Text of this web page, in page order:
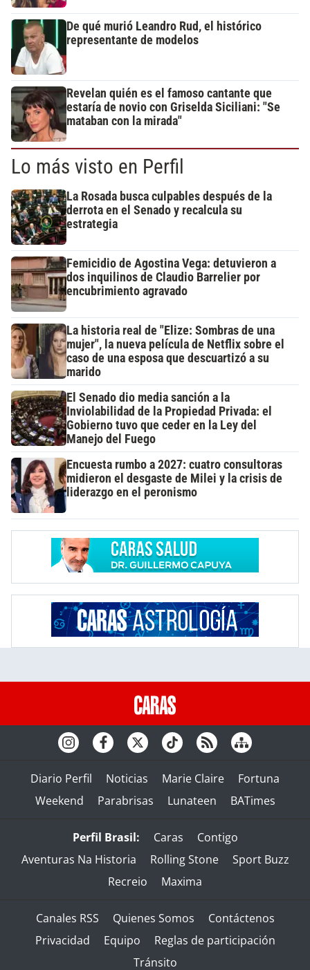
De qué murió Leandro Rud, el histórico
representante de modelos
Revelan quién es el famoso cantante que
estaría de novio con Griselda Siciliani: "Se
mataban con la mirada"
Lo más visto en Perfil
La Rosada busca culpables después de la
derrota en el Senado y recalcula su
estrategia
Femicidio de Agostina Vega: detuvieron a
dos inquilinos de Claudio Barrelier por
encubrimiento agravado
La historia real de "Elize: Sombras de una
mujer", la nueva película de Netflix sobre el
caso de una esposa que descuartizó a su
marido
El Senado dio media sanción a la
Inviolabilidad de la Propiedad Privada: el
Gobierno tuvo que ceder en la Ley del
Manejo del Fuego
Encuesta rumbo a 2027: cuatro consultoras
midieron el desgaste de Milei y la crisis de
liderazgo en el peronismo
Diario Perfil Noticias Marie Claire
Fortuna
Weekend
Parabrisas Lunateen BATimes
Perfil Brasil: Caras
Contigo
Aventuras Na Historia
Rolling Stone
Sport Buzz
Recreio
Maxima
Canales RSS Quienes Somos
Contáctenos
Privacidad
Equipo
Reglas de participación
Tránsito